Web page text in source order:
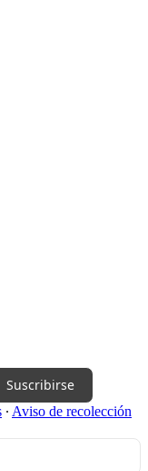
Suscribirse
∙ Aviso de recolección